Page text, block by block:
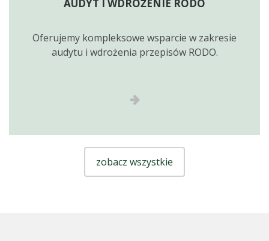
AUDYT I WDROŻENIE RODO
Oferujemy kompleksowe wsparcie w zakresie
audytu i wdrożenia przepisów RODO.
zobacz wszystkie